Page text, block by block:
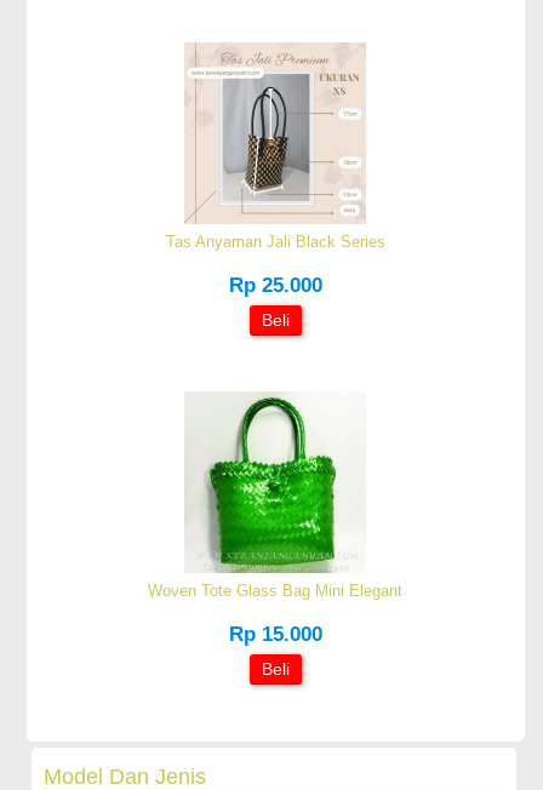
Tas Anyaman Jali Black Series
Rp 25.000
Beli
Woven Tote Glass Bag Mini Elegant
Rp 15.000
Beli
Model Dan Jenis